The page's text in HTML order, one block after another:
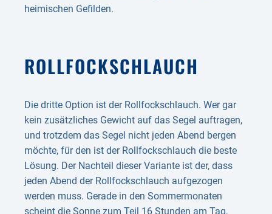
heimischen Gefilden.
ROLLFOCK­SCHLAUCH
Die dritte Option ist der Rollfockschlauch. Wer gar
kein zusätzliches Gewicht auf das Segel auftragen,
und trotzdem das Segel nicht jeden Abend bergen
möchte, für den ist der Rollfockschlauch die beste
Lösung. Der Nachteil dieser Variante ist der, dass
jeden Abend der Rollfockschlauch aufgezogen
werden muss. Gerade in den Sommermonaten
scheint die Sonne zum Teil 16 Stunden am Tag,